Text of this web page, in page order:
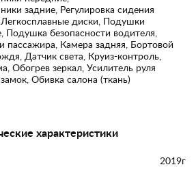
задние, Регулировка сидения
диски, Подушки
Подушка безопасности водителя,
пассажира, Камера задняя, Бортовой
Датчик света, Круиз-контроль,
Обогрев зеркал, Усилитель руля
Обивка салона (ткань)
характеристики
2019г